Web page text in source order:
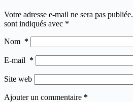
Votre adresse e-mail ne sera pas publiée.
sont indiqués avec *
Nom *
E-mail *
Site web
Ajouter un commentaire *